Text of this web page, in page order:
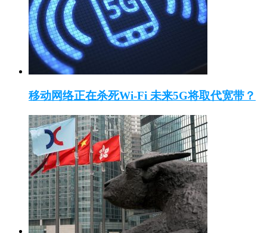
移动网络正在杀死Wi-Fi 未来5G将取代宽带？